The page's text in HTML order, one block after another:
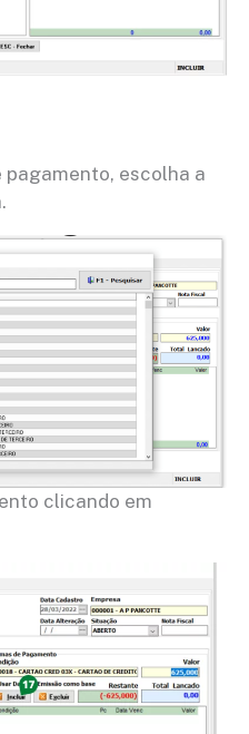
escolha a
clicando em